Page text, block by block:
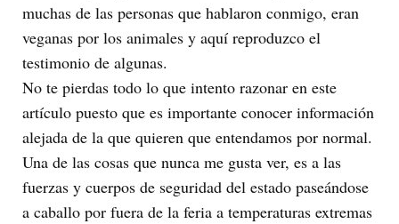
muchas de las personas que hablaron conmigo, eran
veganas por los animales y aquí reproduzco el
testimonio de algunas.
No te pierdas todo lo que intento razonar en este
artículo puesto que es importante conocer información
alejada de la que quieren que entendamos por normal.
Una de las cosas que nunca me gusta ver, es a las
fuerzas y cuerpos de seguridad del estado paseándose
a caballo por fuera de la feria a temperaturas extremas